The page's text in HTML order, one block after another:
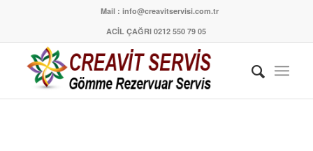
Mail : info@creavitservisi.com.tr
ACİL ÇAĞRI 0212 550 79 05